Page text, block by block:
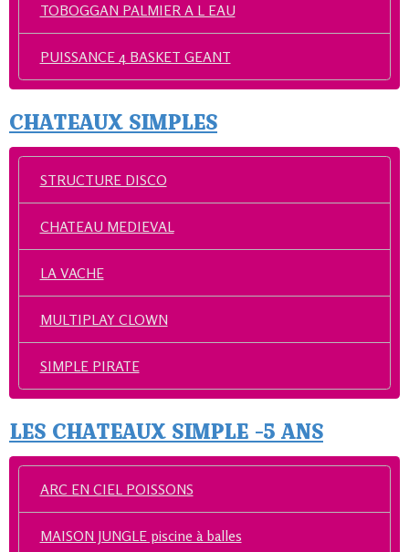
TOBOGGAN PALMIER A L EAU
PUISSANCE 4 BASKET GEANT
CHATEAUX SIMPLES
STRUCTURE DISCO
CHATEAU MEDIEVAL
LA VACHE
MULTIPLAY CLOWN
SIMPLE PIRATE
LES CHATEAUX SIMPLE -5 ANS
ARC EN CIEL POISSONS
MAISON JUNGLE piscine à balles